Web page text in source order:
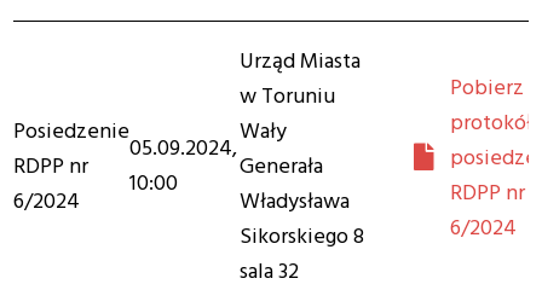
Posiedzenie
RDPP nr
6/2024
05.09.2024,
10:00
Urząd Miasta
w Toruniu
Wały
Generała
Władysława
Sikorskiego 8
sala 32
Pobierz
protokół
RDPP nr
6/2024